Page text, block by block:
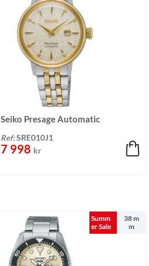
Seiko Presage Automatic
Ref:SRE010J1
7 998 kr
Summ
er Sale
38 m
m